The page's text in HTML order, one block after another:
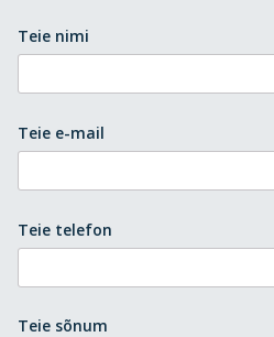
Teie nimi
Teie e-mail
Teie telefon
Teie sõnum